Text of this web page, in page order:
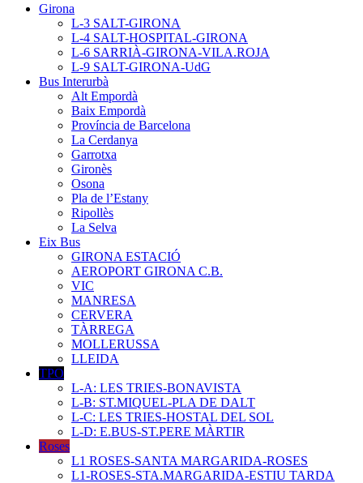
Girona
L-3 SALT-GIRONA
L-4 SALT-HOSPITAL-GIRONA
L-6 SARRIÀ-GIRONA-VILA.ROJA
L-9 SALT-GIRONA-UdG
Bus Interurbà
Alt Empordà
Baix Empordà
Província de Barcelona
La Cerdanya
Garrotxa
Gironès
Osona
Pla de l’Estany
Ripollès
La Selva
Eix Bus
GIRONA ESTACIÓ
AEROPORT GIRONA C.B.
VIC
MANRESA
CERVERA
TÀRREGA
MOLLERUSSA
LLEIDA
TPO
L-A: LES TRIES-BONAVISTA
L-B: ST.MIQUEL-PLA DE DALT
L-C: LES TRIES-HOSTAL DEL SOL
L-D: E.BUS-ST.PERE MÀRTIR
Roses
L1 ROSES-SANTA MARGARIDA-ROSES
L1-ROSES-STA.MARGARIDA-ESTIU TARDA